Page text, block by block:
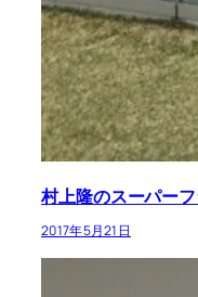
村上隆のスーパー
2017年5月21日